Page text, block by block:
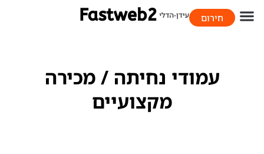
חירום
עמודי נחיתה / מכירה
מקצועיים